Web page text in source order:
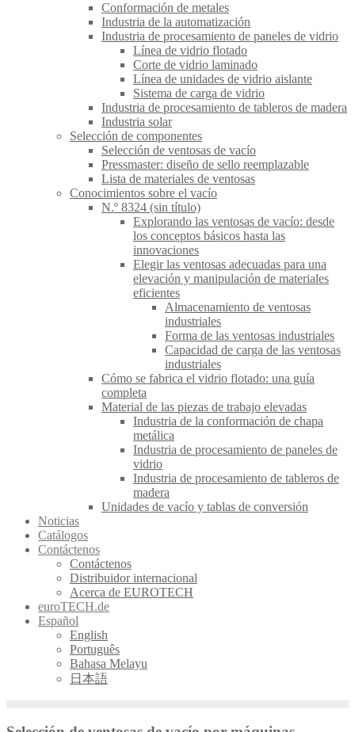
Conformación de metales
Industria de la automatización
Industria de procesamiento de paneles de vidrio
Línea de vidrio flotado
Corte de vidrio laminado
Línea de unidades de vidrio aislante
Sistema de carga de vidrio
Industria de procesamiento de tableros de madera
Industria solar
Selección de componentes
Selección de ventosas de vacío
Pressmaster: diseño de sello reemplazable
Lista de materiales de ventosas
Conocimientos sobre el vacío
N.º 8324 (sin título)
Explorando las ventosas de vacío: desde
los conceptos básicos hasta las
innovaciones
Elegir las ventosas adecuadas para una
elevación y manipulación de materiales
eficientes
Almacenamiento de ventosas
industriales
Forma de las ventosas industriales
Capacidad de carga de las ventosas
industriales
Cómo se fabrica el vidrio flotado: una guía
completa
Material de las piezas de trabajo elevadas
Industria de la conformación de chapa
metálica
Industria de procesamiento de paneles de
vidrio
Industria de procesamiento de tableros de
madera
Unidades de vacío y tablas de conversión
Noticias
Catálogos
Contáctenos
Contáctenos
Distribuidor internacional
Acerca de EUROTECH
euroTECH.de
Español
English
Português
Bahasa Melayu
日本語